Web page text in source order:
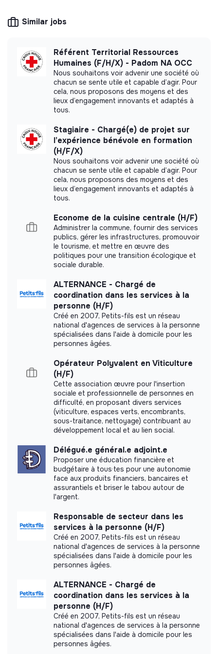
clubs départementaux (ex. emploi des jeunes, inclusion
des personnes en situation de handicap, transition
Ce stage vous permettra ainsi de développer une vision
transversale alliant gestion de programmes publics et
mesure de leur impact, au cœur d’un écosystème
mêlant entreprises, services de l’État et associations.
Vos missions :
Suivi de l’évolution
des programmes nationaux de
mobilisation (insertion professionnelle, handicap,
sobriété énergétique, inclusion par le sport, seniors,
QPV, etc.) en lien avec les opérateurs compétents
(ministères, associations, partenaires publics/privés).
Participation à la conceptionde nouveaux
programmes de mobilisation : définir le cadrage
stratégique et opérationnel (objectifs, livrables
partenaires).
Contribution à la création d’outils et de formats
de mobilisation(événements territoriaux, kits
pédagogiques, supports de sensibilisation,
accompagnement des entreprises).
avec les clubs départementaux et capitalisation des
bonnes pratiques.
Participation aux travaux d’évolution du site
https://lesentreprises-sengagent.gouv.fr/et
aux supports de communication liés à la valorisation des
programmes.
More information
Website
Public institution
< 15 persons
Inclusion through
Employment
Impact study
Les entreprises s'engagent did not yet
communicate its impact measurement.
Labels and certifications
This structure did not communicate to us the
labels or certifications that it was able to obtain.
Documents
Did not yet add a transparency document.
Similar jobs
Référent Territorial Ressources
Humaines (F/H/X) - Padom NA OCC
Nous souhaitons voir advenir une société où
chacun se sente utile et capable d’agir. Pour
cela, nous proposons des moyens et des
lieux d’engagement innovants et adaptés à
tous.
Stagiaire - Chargé(e) de projet sur
l’expérience bénévole en formation
(H/F/X)
Nous souhaitons voir advenir une société où
chacun se sente utile et capable d’agir. Pour
cela, nous proposons des moyens et des
lieux d’engagement innovants et adaptés à
tous.
Econome de la cuisine centrale (H/F)
Administrer la commune, fournir des services
publics, gérer les infrastructures, promouvoir
le tourisme, et mettre en œuvre des
politiques pour une transition écologique et
sociale durable.
ALTERNANCE - Chargé de
coordination dans les services à la
personne (H/F)
Créé en 2007, Petits-fils est un réseau
national d'agences de services à la personne
spécialisées dans l'aide à domicile pour les
personnes âgées.
Opérateur Polyvalent en Viticulture
(H/F)
Cette association œuvre pour l'insertion
sociale et professionnelle de personnes en
difficulté, en proposant divers services
(viticulture, espaces verts, encombrants,
sous-traitance, nettoyage) contribuant au
développement local et au lien social.
Délégué.e général.e adjoint.e
Proposer une éducation financière et
budgétaire à tous·tes pour une autonomie
face aux produits financiers, bancaires et
assurantiels et briser le tabou autour de
l'argent.
Responsable de secteur dans les
services à la personne (H/F)
Créé en 2007, Petits-fils est un réseau
national d'agences de services à la personne
spécialisées dans l'aide à domicile pour les
personnes âgées.
ALTERNANCE - Chargé de
coordination dans les services à la
personne (H/F)
Créé en 2007, Petits-fils est un réseau
national d'agences de services à la personne
spécialisées dans l'aide à domicile pour les
personnes âgées.